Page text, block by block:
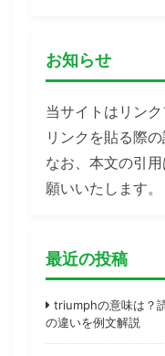
お知らせ
当サイトはリンク
リンクを貼る際
なお、本文の引
願いいたします。
最近の投稿
triumphの意味は？
の違いを例文解説